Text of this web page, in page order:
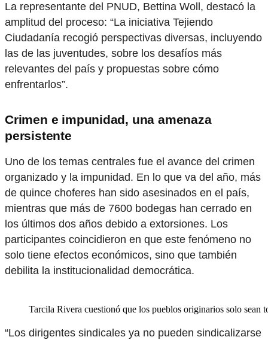
La representante del PNUD, Bettina Woll, destacó la
amplitud del proceso: “La iniciativa Tejiendo
Ciudadanía recogió perspectivas diversas, incluyendo
las de las juventudes, sobre los desafíos más
relevantes del país y propuestas sobre cómo
enfrentarlos”.
Crimen e impunidad, una amenaza
persistente
Uno de los temas centrales fue el avance del crimen
organizado y la impunidad. En lo que va del año, más
de quince choferes han sido asesinados en el país,
mientras que más de 7600 bodegas han cerrado en
los últimos dos años debido a extorsiones. Los
participantes coincidieron en que este fenómeno no
solo tiene efectos económicos, sino que también
debilita la institucionalidad democrática.
Tarcila Rivera cuestionó que los pueblos originarios solo sean
“Los dirigentes sindicales ya no pueden sindicalizarse